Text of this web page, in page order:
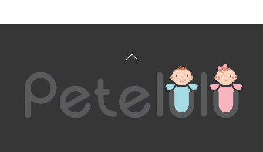
Haut
page